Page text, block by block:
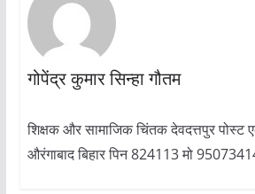
गोपेंद्र कुमार सिन्हा गौतम
शिक्षक और सामाजिक चिंतक देवदत्तपुर पोस्ट
औरंगाबाद बिहार पिन 824113 मो